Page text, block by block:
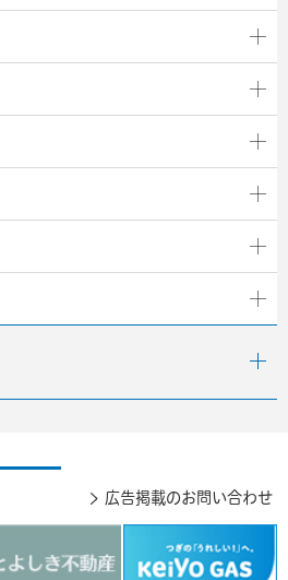
広告掲載のお問い合わせ